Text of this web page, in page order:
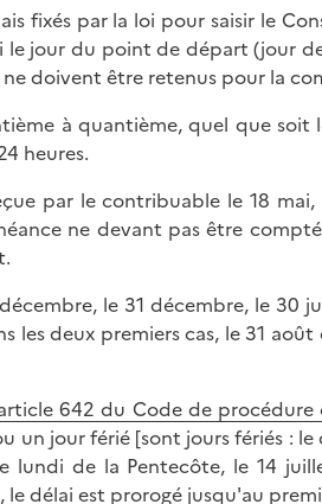
fixés par la loi pour saisir le
le jour du point de départ (jour
doivent être retenus pour la
à quantième, quel que
heures.
par le contribuable le 18
ne devant pas être
le 31 décembre, le 30
les deux premiers cas, le 31
642 du Code de procédure
un jour férié [sont jours fériés : le
lundi de la Pentecôte, le 14
délai est prorogé jusqu'au